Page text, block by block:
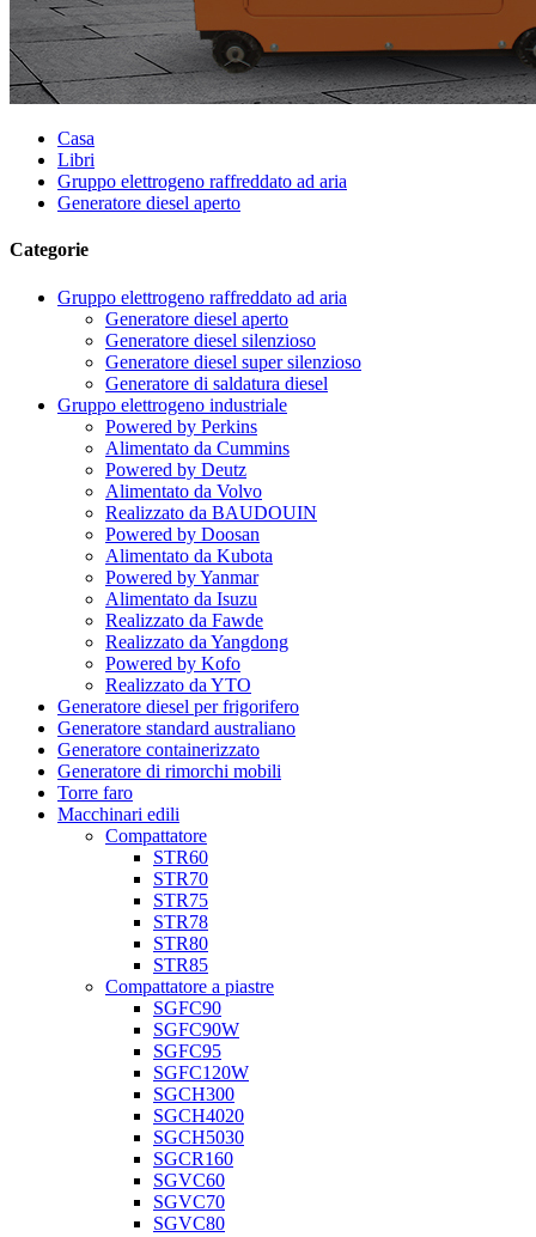
Casa
Libri
Gruppo elettrogeno raffreddato ad aria
Generatore diesel aperto
Categorie
Gruppo elettrogeno raffreddato ad aria
Generatore diesel aperto
Generatore diesel silenzioso
Generatore diesel super silenzioso
Generatore di saldatura diesel
Gruppo elettrogeno industriale
Powered by Perkins
Alimentato da Cummins
Powered by Deutz
Alimentato da Volvo
Realizzato da BAUDOUIN
Powered by Doosan
Alimentato da Kubota
Powered by Yanmar
Alimentato da Isuzu
Realizzato da Fawde
Realizzato da Yangdong
Powered by Kofo
Realizzato da YTO
Generatore diesel per frigorifero
Generatore standard australiano
Generatore containerizzato
Generatore di rimorchi mobili
Torre faro
Macchinari edili
Compattatore
STR60
STR70
STR75
STR78
STR80
STR85
Compattatore a piastre
SGFC90
SGFC90W
SGFC95
SGFC120W
SGCH300
SGCH4020
SGCH5030
SGCR160
SGVC60
SGVC70
SGVC80